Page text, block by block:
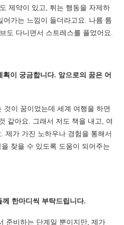
제약이 있고, 튀는 행동을 자제하
어가는 느낌이 들더라고요. 나름 틈
도 다니면서 스트레스를 풀었어요.
이 궁금합니다. 앞으로의 꿈은 어
것이 꿈이었는데 세계 여행을 하면
같아요. 그래서 저도 책을 내고, 여
제가 가진 노하우나 경험을 통해서
찾을 수 있도록 도움이 되어주는
한마디씩 부탁드립니다.
준비하는 단계일 뿐이지만, 제가